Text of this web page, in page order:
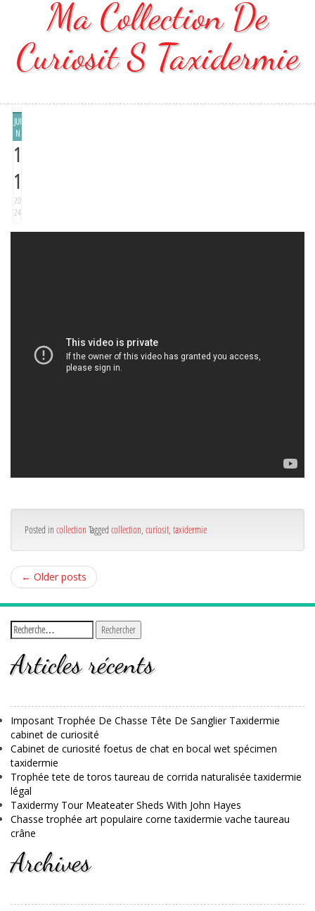
Ma Collection De
Curiosit S Taxidermie
JUI
N
1
1
20
24
Posted in collection Tagged collection, curiosit, taxidermie
← Older posts
Articles récents
Imposant Trophée De Chasse Tête De Sanglier Taxidermie
cabinet de curiosité
Cabinet de curiosité foetus de chat en bocal wet spécimen
taxidermie
Trophée tete de toros taureau de corrida naturalisée taxidermie
légal
Taxidermy Tour Meateater Sheds With John Hayes
Chasse trophée art populaire corne taxidermie vache taureau
crâne
Archives